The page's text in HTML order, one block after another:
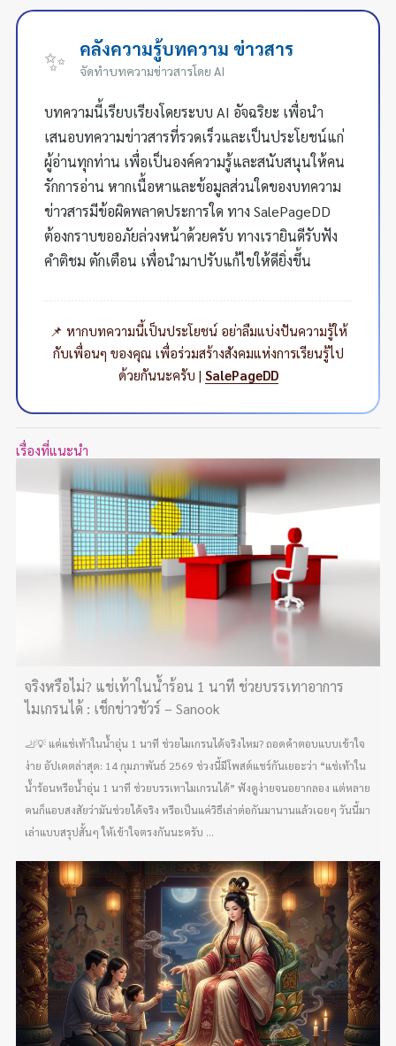
✨ คลังความรู้บทความ ข่าวสาร
จัดทำบทความข่าวสารโดย AI
บทความนี้เรียบเรียงโดยระบบ AI อัจฉริยะ เพื่อนำ
เสนอบทความข่าวสารที่รวดเร็วและเป็นประโยชน์แก่
ผู้อ่านทุกท่าน เพื่อเป็นองค์ความรู้และสนับสนุนให้คน
รักการอ่าน หากเนื้อหาและข้อมูลส่วนใดของบทความ
ข่าวสารมีข้อผิดพลาดประการใด ทาง SalePageDD
ต้องกราบขออภัยล่วงหน้าด้วยครับ ทางเรายินดีรับฟัง
คำติชม ตักเตือน เพื่อนำมาปรับแก้ไขให้ดียิ่งขึ้น
📌 หากบทความนี้เป็นประโยชน์ อย่าลืมแบ่งปันความรู้ให้
กับเพื่อนๆ ของคุณ เพื่อร่วมสร้างสังคมแห่งการเรียนรู้ไป
ด้วยกันนะครับ | SalePageDD
เรื่องที่แนะนำ
จริงหรือไม่? แช่เท้าในน้ำร้อน 1 นาที ช่วยบรรเทาอาการ
ไมเกรนได้ : เช็กข่าวชัวร์ – Sanook
🦶💡 แค่แช่เท้าในน้ำอุ่น 1 นาที ช่วยไมเกรนได้จริงไหม? ถอดคำตอบแบบเข้าใจ
ง่าย อัปเดตล่าสุด: 14 กุมภาพันธ์ 2569 ช่วงนี้มีโพสต์แชร์กันเยอะว่า “แช่เท้าใน
น้ำร้อนหรือน้ำอุ่น 1 นาที ช่วยบรรเทาไมเกรนได้” ฟังดูง่ายจนอยากลอง แต่หลาย
คนก็แอบสงสัยว่ามันช่วยได้จริง หรือเป็นแค่วิธีเล่าต่อกันมานานแล้วเฉยๆ วันนี้มา
เล่าแบบสรุปสั้นๆ ให้เข้าใจตรงกันนะครับ ...